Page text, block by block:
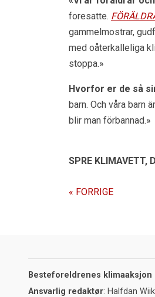
foresatte.
gammelmostrar,
med oåterkalleliga
stoppa.»
Hvorfor er de så
barn. Och våra barn
blir man förbannad.»
SPRE KLIMAVETT,
« FORRIGE
Besteforeldrenes klimaaksjon
Ansvarlig redaktør: Halfdan Wiik